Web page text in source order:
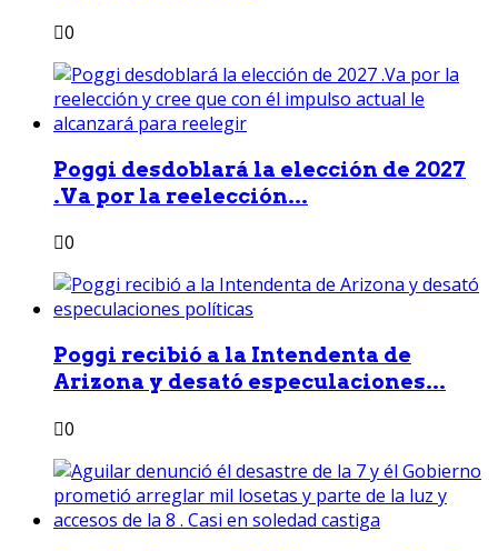
0
Poggi desdoblará la elección de 2027
.Va por la reelección...
0
Poggi recibió a la Intendenta de
Arizona y desató especulaciones...
0